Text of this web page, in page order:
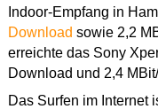
Indoor-Empfang in
Download sowie 2,2
erreichte das Sony
Download und 2,4
Das Surfen im Internet